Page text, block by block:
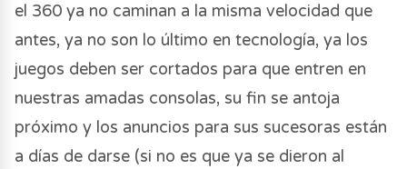
el 360 ya no caminan a la misma velocidad que
antes, ya no son lo último en tecnología, ya los
juegos deben ser cortados para que entren en
nuestras amadas consolas, su fin se antoja
próximo y los anuncios para sus sucesoras están
a días de darse (si no es que ya se dieron al